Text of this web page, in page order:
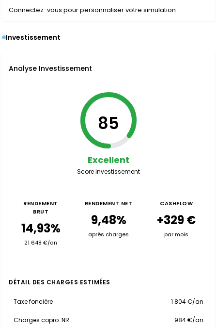
Connectez-vous pour personnaliser votre simulation
Investissement
Analyse Investissement
85
Excellent
Score investissement
RENDEMENT
BRUT
14,93%
21 648 €/an
RENDEMENT NET
9,48%
après charges
CASHFLOW
+329 €
par mois
DÉTAIL DES CHARGES ESTIMÉES
Taxe foncière 1 804 €/an
Charges copro. NR 984 €/an